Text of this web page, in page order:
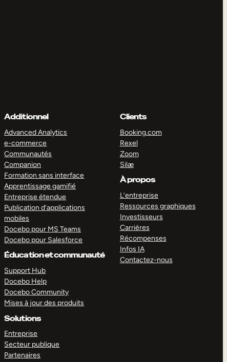
Additionnel
Advanced Analytics
e-commerce
Communautés
Companion
Formation sans interface
Apprentissage gamifié
Entreprise étendue
Publication d’applications
mobiles
Docebo pour MS Teams
Docebo pour Salesforce
Éducation et communauté
Support Hub
Docebo Help
Docebo Community
Mises à jour des produits
Solutions
Entreprise
Secteur publique
Partenaires
Clients
Booking.com
Rexel
Zoom
Silæ
À propos
L’entreprise
Ressources graphiques
Investisseurs
Carrières
Récompenses
Infos IA
Contactez-nous